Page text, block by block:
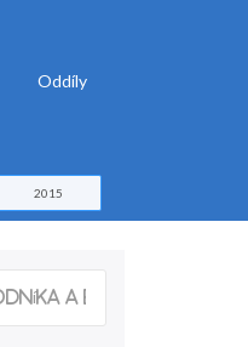
Oddíly
2015